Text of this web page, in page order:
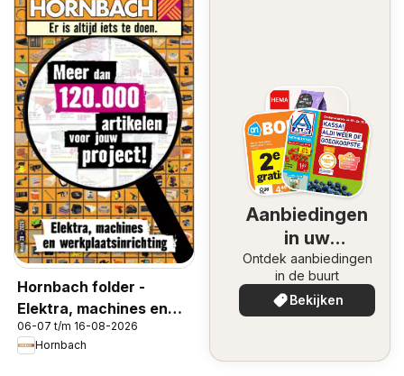
Hornbach folder -
Elektra, machines en
werkplaastsinrichting
06-07 t/m 16-08-2026
Hornbach
Aanbiedingen
in uw
omgeving
Ontdek aanbiedingen
in de buurt
Bekijken